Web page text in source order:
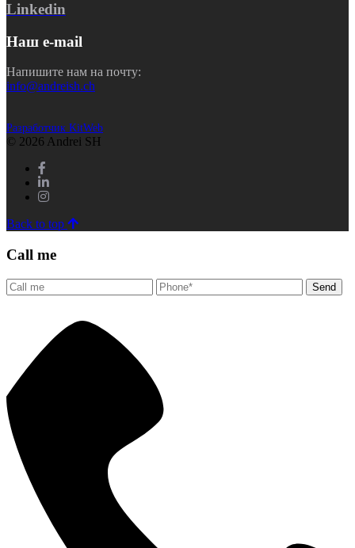
Linkedin
Наш e-mail
Напишите нам на почту:
info@andreish.ch
Разработчик KitWeb
© 2026 Andrei SH
Back to top
Call me
Send